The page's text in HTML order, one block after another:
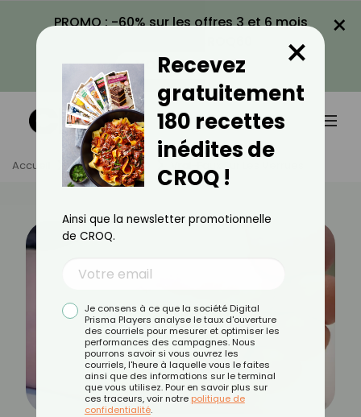
PROMO : -60% sur les offres 3 et 6 mois
VOIR LA PROMO
×
Accueil Actus Santé Vrai-Faux Sur Les Verrues
Recevez
gratuitement
180 recettes
inédites de
CROQ !
×
Ainsi que la newsletter promotionnelle
de CROQ.
Je consens à ce que la société Digital
Prisma Players analyse le taux d'ouverture
des courriels pour mesurer et optimiser les
performances des campagnes. Nous
pourrons savoir si vous ouvrez les
courriels, l'heure à laquelle vous le faites
ainsi que des informations sur le terminal
que vous utilisez. Pour en savoir plus sur
ces traceurs, voir notre politique de
confidentialité.